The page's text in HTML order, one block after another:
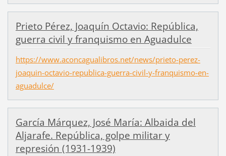
Prieto Pérez, Joaquín Octavio: República,
guerra civil y franquismo en Aguadulce
https://www.aconcagualibros.net/news/prieto-perez-
joaquin-octavio-republica-guerra-civil-y-franquismo-en-
aguadulce/
García Márquez, José María: Albaida del
Aljarafe. República, golpe militar y
represión (1931-1939)